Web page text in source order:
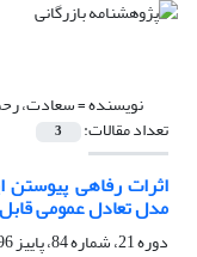
نویسنده =سعادت،
تعداد مقالات: 3
اثرات رفاهی پیوستن
مدل تعادل عمومی
دوره 21، شماره 84، پاییز 1396، صفحه